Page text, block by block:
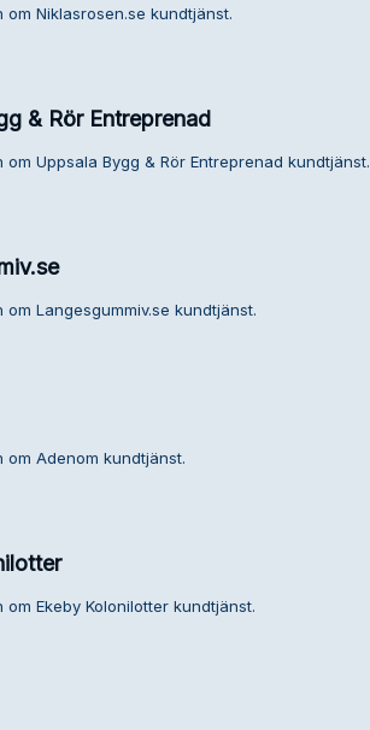
om Niklasrosen.se kundtjänst.
& Rör Entreprenad
om Uppsala Bygg & Rör Entreprenad kundtjänst.
om Langesgummiv.se kundtjänst.
om Adenom kundtjänst.
om Ekeby Kolonilotter kundtjänst.